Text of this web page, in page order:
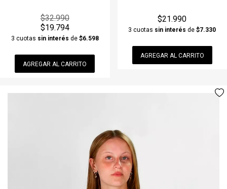
$32.990
$19.794
3 cuotas sin interés de $6.598
AGREGAR AL CARRITO
$21.990
3 cuotas sin interés de$7.330
AGREGAR AL CARRITO